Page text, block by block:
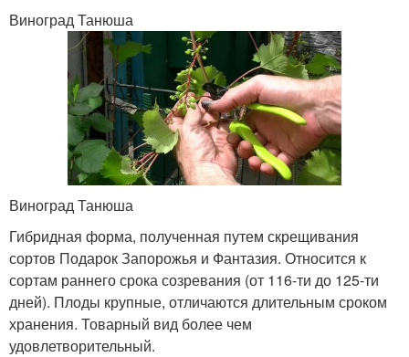
Виноград Танюша
Виноград Танюша
Гибридная форма, полученная путем скрещивания
сортов Подарок Запорожья и Фантазия. Относится к
сортам раннего срока созревания (от 116-ти до 125-ти
дней). Плоды крупные, отличаются длительным сроком
хранения. Товарный вид более чем
удовлетворительный.